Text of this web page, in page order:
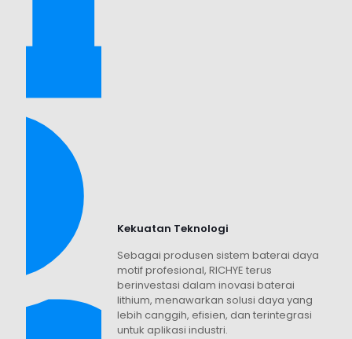
Kekuatan Teknologi
Sebagai produsen sistem baterai daya
motif profesional, RICHYE terus
berinvestasi dalam inovasi baterai
lithium, menawarkan solusi daya yang
lebih canggih, efisien, dan terintegrasi
untuk aplikasi industri.